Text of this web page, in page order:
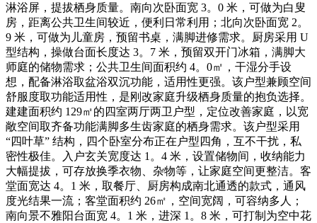
淋浴屏，提拔栖身质量。南向次卧面宽 3。0 米，可做为白叟
房，距离公共卫生间较近，便利日常利用；北向次卧面宽 2。
9 米，可做为儿童房，预留书桌，满脚进修需求。厨房采用 U
型结构，操做台面长度达 3。7 米，预留双开门冰箱，满脚大
师庭的储物需求；公共卫生间面积约 4。0㎡，干湿分手设
想，配备淋浴取盆浴双沉功能，适用性更强。该户型兼顾空间
舒服度取功能适用性，是刚改家庭升级栖身质量的抱负选择。
建建面积约 129㎡的四室两厅两卫户型，定位改善家庭，以宽
敞空间取齐备功能满脚多生齿家庭的栖身需求。该户型采用
“四叶草” 结构，四个卧室分布正在户型四角，互不干扰，私
密性极佳。入户玄关宽度达 1。4 米，设置储物间，收纳能力
大幅提拔，可存放换季衣物、杂物等，让家庭空间更整洁。客
堂面宽达 4。1 米，取餐厅、厨房构成南北通透的款式，通风
度光结果一流；客堂面积约 26㎡，空间宽阔，可容纳多人；
南向景不雅阳台面宽 4。1 米，进深 1。8 米，可打制为空中花